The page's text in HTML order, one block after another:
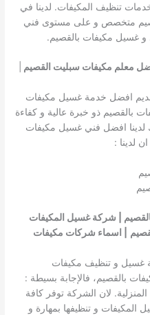
تنظيف المكيفات. لدينا في
متخصص و على مستوى فني
و غسيل مكيفات بالقصيم.
معلم مكيفات سبليت القصيم
افضل خدمة غسيل مكيفات
بالقصيم ذو خبرة عالية و كفاءة
افضل فني غسيل مكيفات
لدينا :
| شركة غسيل المكيفات
| اسماء شركات مكيفات
غسيل و تنظيف مكيفات
بالقصيم، فالإجابة بسيطة :
لان الشركة توفر كافة
و تنظيفها بمهارة و